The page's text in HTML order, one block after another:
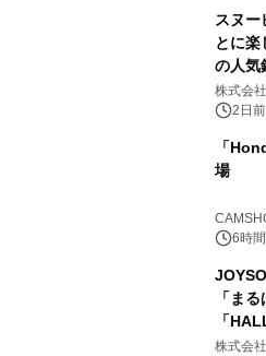
スヌー
とに
の人気
ラボ
ボグッ
株式会
2日前
「
場
6時
「ま
「
信リリ
株式会